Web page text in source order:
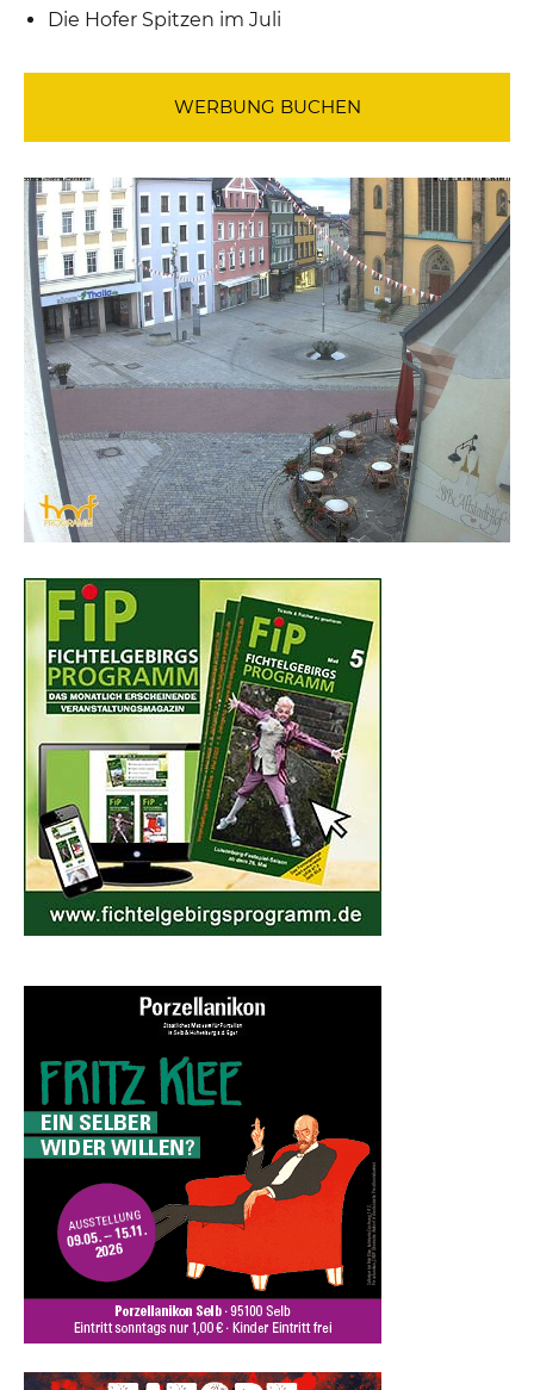
Die Hofer Spitzen im Juli
WERBUNG BUCHEN